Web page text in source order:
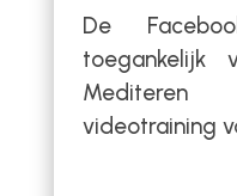
De
videotraining